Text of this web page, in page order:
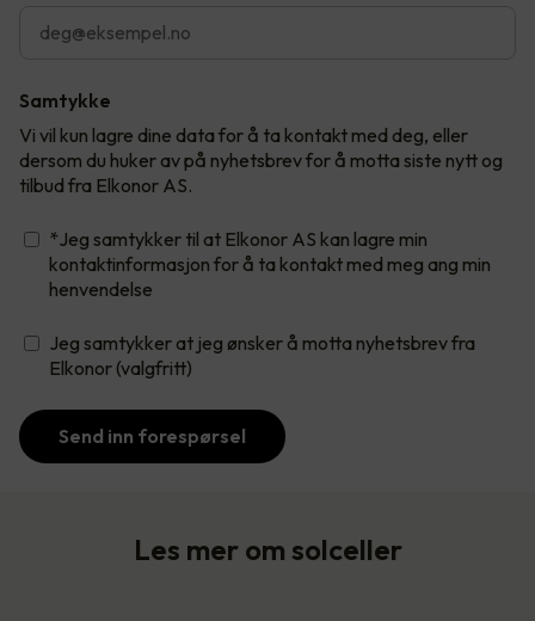
Samtykke
Vi vil kun lagre dine data for å ta kontakt med deg, eller
dersom du huker av på nyhetsbrev for å motta siste nytt og
tilbud fra Elkonor AS.
*Jeg samtykker til at Elkonor AS kan lagre min
kontaktinformasjon for å ta kontakt med meg ang min
henvendelse
Jeg samtykker at jeg ønsker å motta nyhetsbrev fra
Elkonor (valgfritt)
Send inn forespørsel
Les mer om solceller